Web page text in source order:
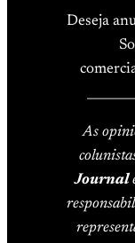
Deseja
As
Journal